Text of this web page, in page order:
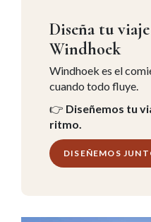
Diseña tu
Windhoek
Windhoek es el
cuando todo fluye.
👉 Diseñemos tu
ritmo.
DISEÑEMOS